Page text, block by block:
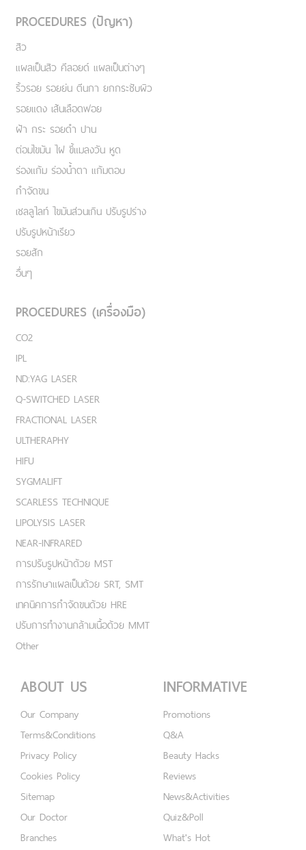
PROCEDURES (ปัญหา)
สิว
แผลเป็นสิว คีลอยด์ แผลเป็นต่างๆ
ริ้วรอย รอยย่น ตีนกา ยกกระชับผิว
รอยแดง เส้นเลือดฟอย
ฝ้า กระ รอยดำ ปาน
ต่อมไขมัน ไฝ ขี้แมลงวัน หูด
ร่องแก้ม ร่องน้ำตา แก้มตอบ
กำจัดขน
เชลลูไลท์ ไขมันส่วนเกิน ปรับรูปร่าง
ปรับรูปหน้าเรียว
รอยสัก
อื่นๆ
PROCEDURES (เครื่องมือ)
CO2
IPL
ND:YAG LASER
Q-SWITCHED LASER
FRACTIONAL LASER
ULTHERAPHY
HIFU
SYGMALIFT
SCARLESS TECHNIQUE
LIPOLYSIS LASER
NEAR-INFRARED
การปรับรูปหน้าด้วย MST
การรักษาแผลเป็นด้วย SRT, SMT
เทคนิคการกำจัดขนด้วย HRE
ปรับการทำงานกล้ามเนื้อด้วย MMT
Other
ABOUT US
Our Company
Terms&Conditions
Privacy Policy
Cookies Policy
Sitemap
Our Doctor
Branches
INFORMATIVE
Promotions
Q&A
Beauty Hacks
Reviews
News&Activities
Quiz&Poll
What's Hot